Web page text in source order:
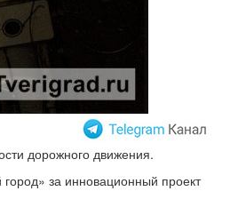
дорожного движения.
за инновационный проект